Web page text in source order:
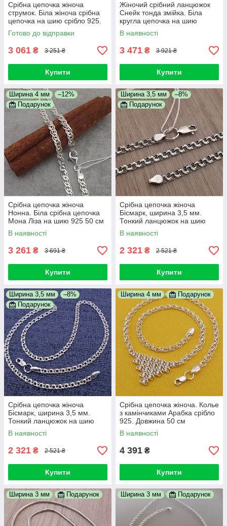
Срібна цепочка жіноча
струмок. Біла жіноча срібна
цепочка на шию срібло 925.
Довжина 50 см
Готово до відправки
3 061 ₴ 3 251 ₴
Купити
Жіночий срібний ланцюжок
Снейк тонда змійка. Біла
кругла цепочка на шию
срібло 925 50 см
В наявності
3 471 ₴ 3 921 ₴
Купити
Ширина 4 мм
–12%
Подарунок
Срібна цепочка жіноча
Нонна. Біла срібна цепочка
Мона Ліза на шию 925 50 см
В наявності
3 261 ₴ 3 691 ₴
Купити
Ширина 3,5 мм
–8%
Подарунок
Срібна цепочка жіноча
Бісмарк, ширина 3,5 мм.
Тонкий ланцюжок на шию
дитяча. Довжина 50 см
В наявності
2 321 ₴ 2 521 ₴
Купити
Ширина 3,5 мм
–8%
Подарунок
Срібна цепочка жіноча
Бісмарк, ширина 3,5 мм.
Тонкий ланцюжок на шию
жіночий. Довжина 50 см
В наявності
2 321 ₴ 2 521 ₴
Купити
Ширина 4 мм Подарунок
Cрібна цепочка жіноча. Колье
з камінчиками Арабка срібло
925. Довжина 50 см
В наявності
4 391 ₴
Купити
Ширина 3 мм Подарунок Ширина 3 мм Подарунок